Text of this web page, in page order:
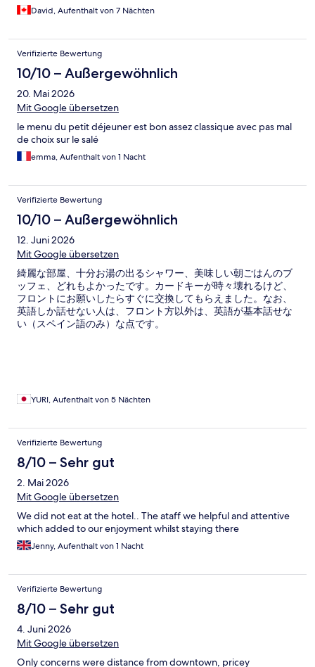
David, Aufenthalt von 7 Nächten
Verifizierte Bewertung
10/10 – Außergewöhnlich
20. Mai 2026
Mit Google übersetzen
le menu du petit déjeuner est bon assez classique avec pas mal
de choix sur le salé
emma, Aufenthalt von 1 Nacht
Verifizierte Bewertung
10/10 – Außergewöhnlich
12. Juni 2026
Mit Google übersetzen
綺麗な部屋、十分お湯の出るシャワー、美味しい朝ごはんのブ
ッフェ、どれもよかったです。カードキーが時々壊れるけど、
フロントにお願いしたらすぐに交換してもらえました。なお、
英語しか話せない人は、フロント方以外は、英語が基本話せな
い（スペイン語のみ）な点です。
YURI, Aufenthalt von 5 Nächten
Verifizierte Bewertung
8/10 – Sehr gut
2. Mai 2026
Mit Google übersetzen
We did not eat at the hotel.. The ataff we helpful and attentive
which added to our enjoyment whilst staying there
Jenny, Aufenthalt von 1 Nacht
Verifizierte Bewertung
8/10 – Sehr gut
4. Juni 2026
Mit Google übersetzen
Only concerns were distance from downtown, pricey